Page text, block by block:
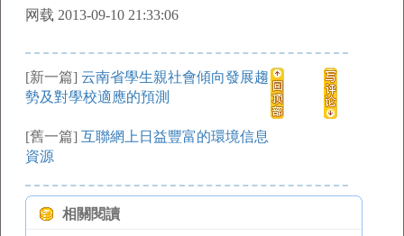
网载 2013-09-10 21:33:06
[新一篇] 云南省學生親社會傾向發展趨
勢及對學校適應的預測
[舊一篇] 互聯網上日益豐富的環境信息
資源
相關閱讀